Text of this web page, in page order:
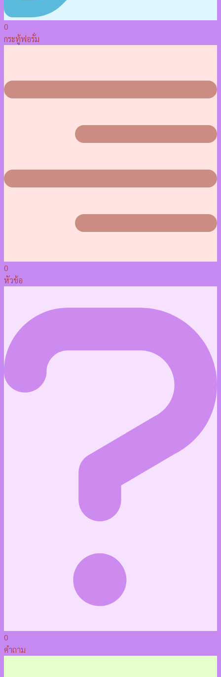
0
กระทู้ฟอรั่ม
0
หัวข้อ
0
คำถาม